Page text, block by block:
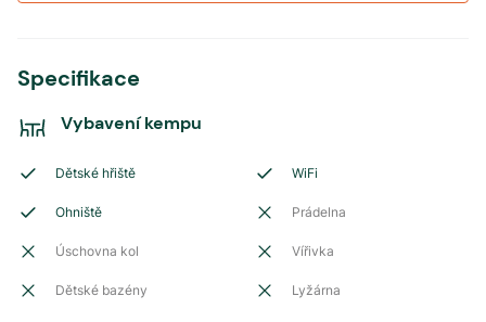
Specifikace
Vybavení kempu
Dětské hřiště WiFi
Ohniště Prádelna
Úschovna kol Vířivka
Dětské bazény Lyžárna